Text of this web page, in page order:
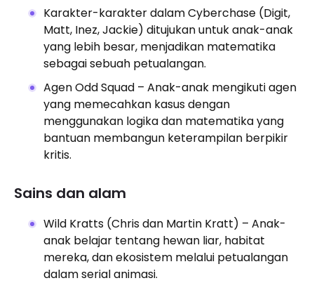
Karakter-karakter dalam Cyberchase (Digit,
Matt, Inez, Jackie) ditujukan untuk anak-anak
yang lebih besar, menjadikan matematika
sebagai sebuah petualangan.
Agen Odd Squad – Anak-anak mengikuti agen
yang memecahkan kasus dengan
menggunakan logika dan matematika yang
bantuan membangun keterampilan berpikir
kritis.
Sains dan alam
Wild Kratts (Chris dan Martin Kratt) – Anak-
anak belajar tentang hewan liar, habitat
mereka, dan ekosistem melalui petualangan
dalam serial animasi.